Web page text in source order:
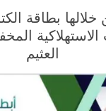
بطاقة
الاستهلاكية
العثيم